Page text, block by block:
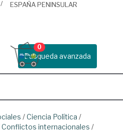
ESPAÑA PENINSULAR
Busqueda avanzada
0
/Ciencia Política /
Conflictos internacionales /